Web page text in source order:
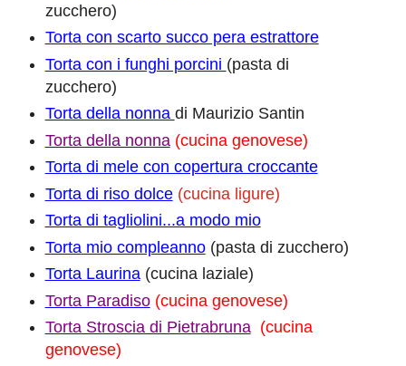
zucchero)
Torta con scarto succo pera estrattore
Torta con i funghi porcini (pasta di
zucchero)
Torta della nonna di Maurizio Santin
Torta della nonna (cucina genovese)
Torta di mele con copertura croccante
Torta di riso dolce (cucina ligure)
Torta di tagliolini...a modo mio
Torta mio compleanno(pasta di zucchero)
Torta Laurina(cucina laziale)
Torta Paradiso (cucina genovese)
Torta Stroscia di Pietrabruna (cucina
genovese)